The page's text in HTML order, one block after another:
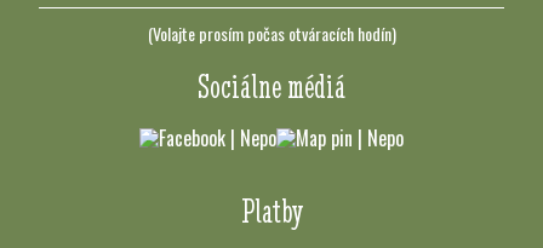
(Volajte prosím počas otváracích hodín)
Sociálne médiá
Platby